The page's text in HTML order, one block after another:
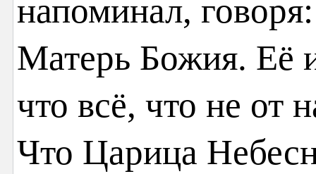
напоминал,
Матерь Божия. Её
что всё, что не от
Что Царица